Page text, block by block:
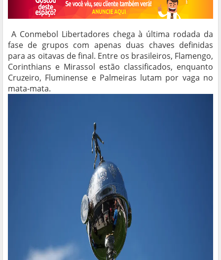
A Conmebol Libertadores chega à última rodada da
fase de grupos com apenas duas chaves definidas
para as oitavas de final. Entre os brasileiros, Flamengo,
Corinthians e Mirassol estão classificados, enquanto
Cruzeiro, Fluminense e Palmeiras lutam por vaga no
mata-mata.